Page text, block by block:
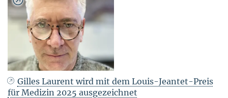
Gilles Laurent wird mit dem Louis-Jeantet-Preis
für Medizin 2025 ausgezeichnet